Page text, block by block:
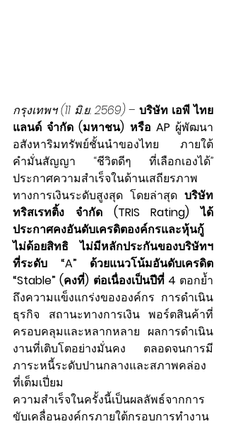
กรุงเทพฯ (11 มิ.ย. 2569) – บริษัท เอพี ไทย
แลนด์ จำกัด (มหาชน) หรือ AP ผู้พัฒนา
อสังหาริมทรัพย์ชั้นนำของไทย ภายใต้
คำมั่นสัญญา “ชีวิตดีๆ ที่เลือกเองได้”
ประกาศความสำเร็จในด้านเสถียรภาพ
ทางการเงินระดับสูงสุด โดยล่าสุด บริษัท
ทริสเรทติ้ง จำกัด (TRIS Rating) ได้
ประกาศคงอันดับเครดิตองค์กรและหุ้นกู้
ไม่ด้อยสิทธิ ไม่มีหลักประกันของบริษัทฯ
ที่ระดับ “A” ด้วยแนวโน้มอันดับเครดิต
“Stable” (คงที่) ต่อเนื่องเป็นปีที่ 4 ตอกย้ำ
ถึงความแข็งแกร่งขององค์กร การดำเนิน
ธุรกิจ สถานะทางการเงิน พอร์ตสินค้าที่
ครอบคลุมและหลากหลาย ผลการดำเนิน
งานที่เติบโตอย่างมั่นคง ตลอดจนการมี
ภาระหนี้ระดับปานกลางและสภาพคล่อง
ที่เต็มเปี่ยม
ความสำเร็จในครั้งนี้เป็นผลลัพธ์จากการ